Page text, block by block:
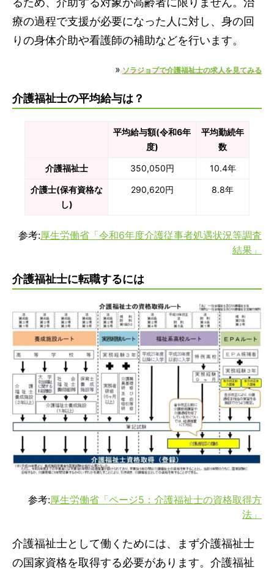
療の過程で支援が必要になった人に対し、身の回
りの身体介助や看護師の補助などを行います。
» ソラジョブで介護福祉士の求人を見てみる
介護福祉士の平均給与は？
平均給与額(令和6年
度)
平均勤続年
数
介護福祉士 350,050円 10.4年
介護士(保有資格な
し)
290,620円 8.8年
参考:厚生労働省「令和6年度介護従事者処遇状況等調査
結果」
介護福祉士に転職するには
参考:厚生労働省「ページ5：介護福祉士の資格取得方
法」
介護福祉士として働くためには、まず介護福祉士
の国家資格を取得する必要があります。介護福祉